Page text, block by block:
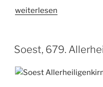
„Soest
2021“
weiterlesen
Soest, 679.